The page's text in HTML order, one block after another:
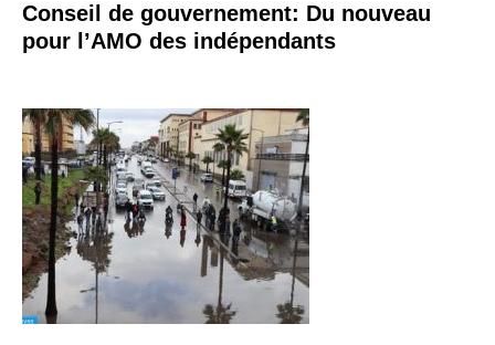
Conseil de gouvernement: Du nouveau
pour l’AMO des indépendants